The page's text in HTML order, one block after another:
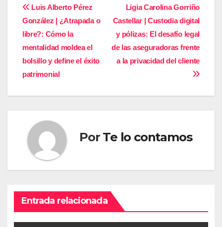
Navegación
de
entradas
Ligia Carolina Gorriño
Castellar | Custodia digital
y pólizas: El desafío legal
de las aseguradoras frente
a la privacidad del cliente
Luis Alberto Pérez
González | ¿Atrapada o
libre?: Cómo la
mentalidad moldea el
bolsillo y define el éxito
patrimonial
Por Te lo contamos
Entrada relacionada